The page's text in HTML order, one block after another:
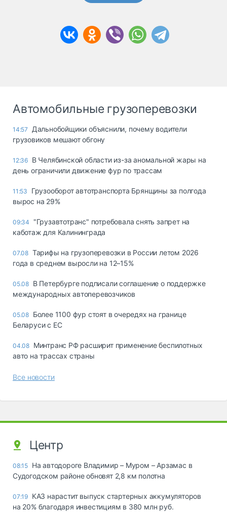
Автомобильные грузоперевозки
14:57
Дальнобойщики объяснили, почему водители
грузовиков мешают обгону
12:36 В Челябинской области из-за аномальной жары на
день ограничили движение фур по трассам
11:53
Грузооборот автотранспорта Брянщины за полгода
вырос на 29%
09:34
"Грузавтотранс" потребовала снять запрет на
каботаж для Калининграда
07.08 Тарифы на грузоперевозки в России летом 2026
года в среднем выросли на 12–15%
05.08 В Петербурге подписали соглашение о поддержке
международных автоперевозчиков
05.08 Более 1100 фур стоят в очередях на границе
Беларуси с ЕС
04.08 Минтранс РФ расширит применение беспилотных
авто на трассах страны
Все новости
Центр
08:15 На автодороге Владимир – Муром – Арзамас в
Судогодском районе обновят 2,8 км полотна
07:19 КАЗ нарастит выпуск стартерных аккумуляторов
на 20% благодаря инвестициям в 380 млн руб.